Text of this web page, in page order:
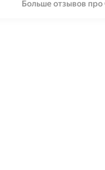
Больше отзывов про